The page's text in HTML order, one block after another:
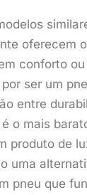
oferecem
conforto
ser um
entre
o mais
produto de
uma
pneu que